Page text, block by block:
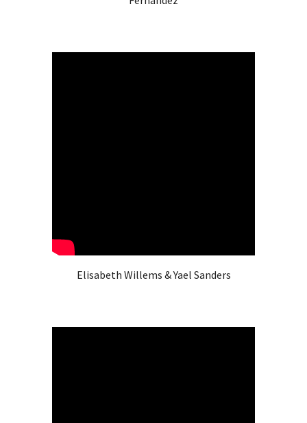
Elisabeth Willems & Yael Sanders